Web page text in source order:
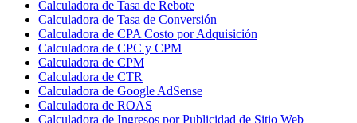
Calculadora de Tasa de Rebote
Calculadora de Tasa de Conversión
Calculadora de CPA Costo por Adquisición
Calculadora de CPC y CPM
Calculadora de CPM
Calculadora de CTR
Calculadora de Google AdSense
Calculadora de ROAS
Calculadora de Ingresos por Publicidad de Sitio Web